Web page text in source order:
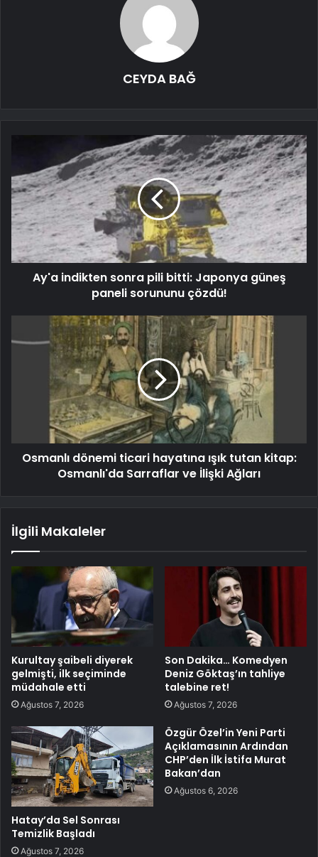
CEYDA BAĞ
Ay'a indikten sonra pili bitti: Japonya güneş
paneli sorununu çözdü!
Osmanlı dönemi ticari hayatına ışık tutan kitap:
Osmanlı'da Sarraflar ve İlişki Ağları
İlgili Makaleler
Kurultay şaibeli diyerek
gelmişti, ilk seçiminde
müdahale etti
Ağustos 7, 2026
Son Dakika… Komedyen
Deniz Göktaş’ın tahliye
talebine ret!
Ağustos 7, 2026
Hatay’da Sel Sonrası
Temizlik Başladı
Ağustos 7, 2026
Özgür Özel’in Yeni Parti
Açıklamasının Ardından
CHP’den İlk İstifa Murat
Bakan’dan
Ağustos 6, 2026